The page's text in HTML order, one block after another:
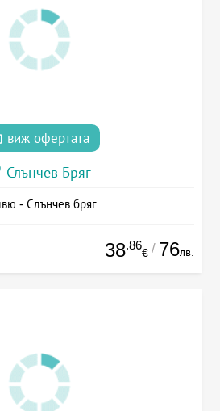
виж офертата
Слънчев Бряг
- Слънчев бряг
38.86
€ / 76лв.